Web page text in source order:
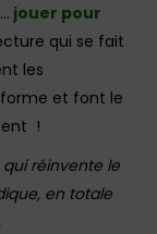
jouer pour
qui se fait
les
et font le
!
qui réinvente le
en totale